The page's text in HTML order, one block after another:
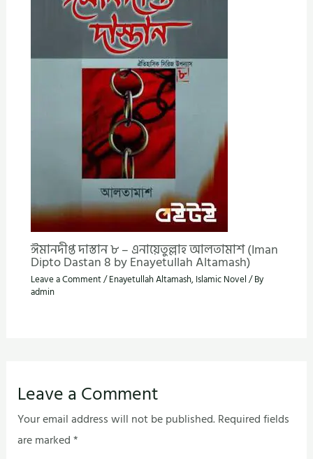
ঈমানদীপ্ত দাস্তান ৮ – এনায়েতুল্লাহ আলতামাশ (Iman
Dipto Dastan 8 by Enayetullah Altamash)
Leave a Comment/Enayetullah Altamash, Islamic Novel / By
admin
Leave a Comment
Your email address will not be published.Required fields
are marked*